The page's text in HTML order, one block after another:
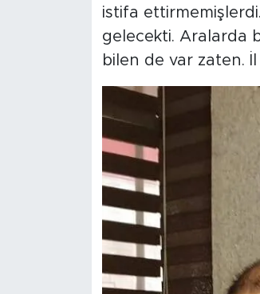
istifa
gelecekti. Aralarda
bilen de var zaten.